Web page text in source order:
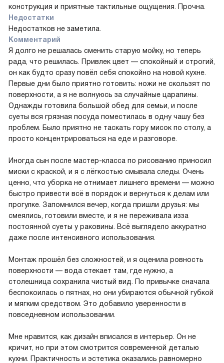
конструкция и приятные тактильные ощущения. Прочна.
Недостатки
Недостатков не заметила.
Комментарий
Я долго не решалась сменить старую мойку, но теперь
рада, что решилась. Привлек цвет — спокойный и строгий,
он как будто сразу повёл себя спокойно на новой кухне.
Первые дни было приятно готовить: ножи не скользят по
поверхности, а я не волнуюсь за случайные царапины.
Однажды готовила большой обед для семьи, и после
суеты вся грязная посуда поместилась в одну чашу без
проблем. Было приятно не таскать гору мисок по столу, а
просто концентрироваться на еде и разговоре.
Иногда сын после мастер-класса по рисованию приносил
миски с краской, и я с лёгкостью смывала следы. Очень
ценно, что уборка не отнимает лишнего времени — можно
быстро привести всё в порядок и вернуться к делам или
прогулке. Запомнился вечер, когда пришли друзья: мы
смеялись, готовили вместе, и я не переживала изза
постоянной суеты у раковины. Всё выглядело аккуратно
даже после интенсивного использования.
Монтаж прошёл без сложностей, и я оценила ровность
поверхности — вода стекает там, где нужно, а
столешница сохранила чистый вид. По привычке сначала
беспокоилась о пятнах, но они убираются обычной губкой
и мягким средством. Это добавило уверенности в
повседневном использовании.
Мне нравится, как дизайн вписался в интерьер. Он не
кричит, но при этом смотрится современной деталью
кухни. Практичность и эстетика оказались равномерно